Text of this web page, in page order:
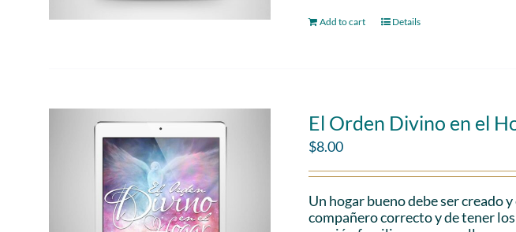
Add to cart Details
El Orden Divino en el
$8.00
Un hogar bueno debe ser creado
compañero correcto y de tener